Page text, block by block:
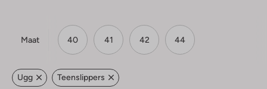
Maat 40 41 42 44
Ugg Teenslippers